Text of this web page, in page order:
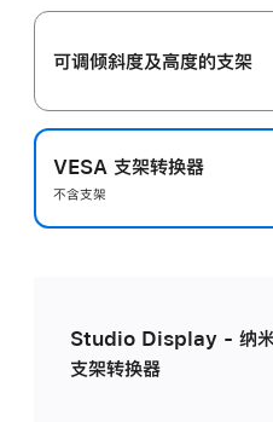
可调倾斜度及高‍度的支‍架
VESA 支架转换器
不含支架
Studio Display - 纳米
支架转换器